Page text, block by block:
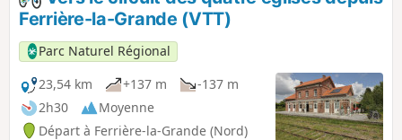
Ferrière-la-Grande (VTT)
Parc Naturel Régional
23,54 km
+137 m
-137 m
2h30
Moyenne
Départ à Ferrière-la-Grande (Nord)